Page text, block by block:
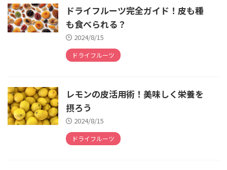
ドライフルーツ完全ガイド！皮も種
も食べられる？
2024/8/15
ドライフルーツ
レモンの皮活用術！美味しく栄養を
摂ろう
2024/8/15
ドライフルーツ